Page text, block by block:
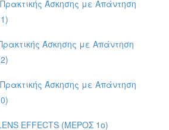
Άσκησης με Απάντηση
Άσκησης με Απάντηση
Άσκησης με Απάντηση
EFFECTS (ΜΕΡΟΣ 1ο)